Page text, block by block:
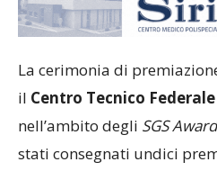
La cerimonia di
il Centro Tecnico
nell’ambito degli SGS
stati consegnati undici